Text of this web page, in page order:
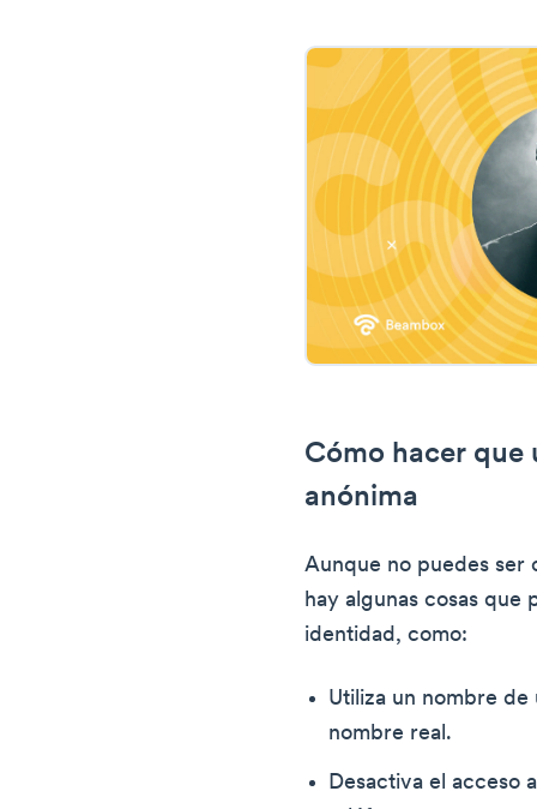
Cómo hacer que
anónima
Aunque no puedes ser
hay algunas cosas
identidad, como:
Utiliza un nombre
nombre real.
Desactiva el acceso